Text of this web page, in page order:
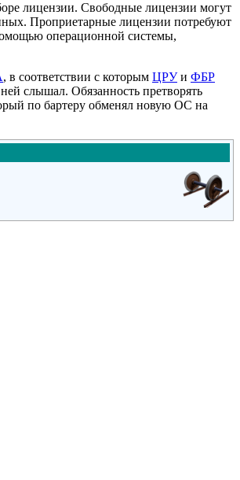
лицензии. Свободные лицензии могут
Проприетарные лицензии потребуют
операционной системы,
, в соответствии с которым ЦРУи ФБР
слышал. Обязанность претворять
по бартеру обменял новую ОС на